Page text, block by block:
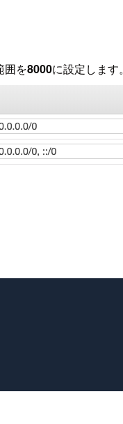
囲を8000に設定します。